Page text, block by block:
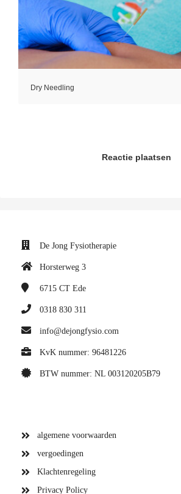
Dry Needling
Reactie plaatsen
De Jong Fysiotherapie
Horsterweg 3
6715 CT Ede
0318 830 311
info@dejongfysio.com
KvK nummer: 96481226
BTW nummer: NL 003120205B79
algemene voorwaarden
vergoedingen
Klachtenregeling
Privacy Policy